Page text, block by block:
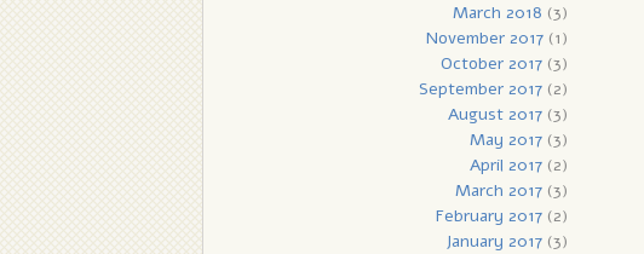
March 2018 (3)
November 2017(1)
October 2017(3)
September 2017(2)
August 2017(3)
May 2017(3)
April 2017(2)
March 2017(3)
February 2017(2)
January 2017(3)